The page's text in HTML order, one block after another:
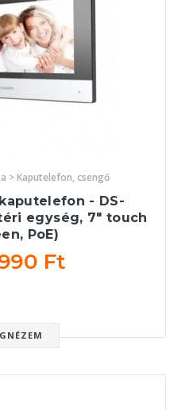
> Kaputelefon, csengő
kaputelefon - DS-
egység, 7" touch
PoE)
Ft